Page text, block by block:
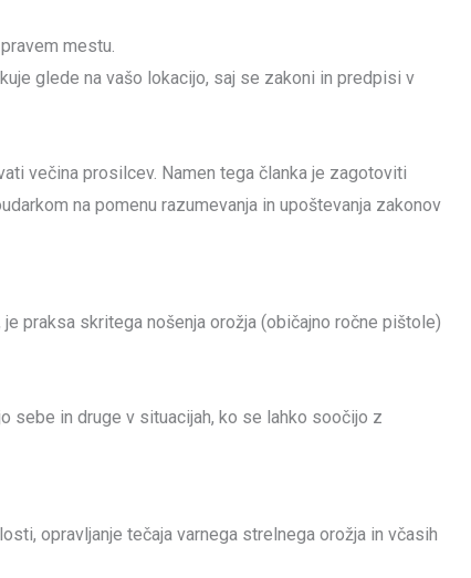
mestu.
glede na vašo lokacijo, saj se zakoni in predpisi v
večina prosilcev. Namen tega članka je zagotoviti
na pomenu razumevanja in upoštevanja zakonov
praksa skritega nošenja orožja (običajno ročne pištole)
sebe in druge v situacijah, ko se lahko soočijo z
opravljanje tečaja varnega strelnega orožja in včasih